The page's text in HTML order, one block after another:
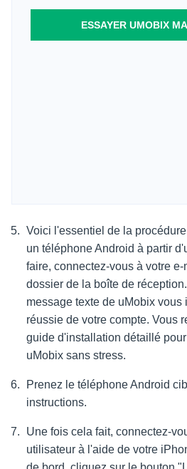
ESSAYER UMOBIX
Voici l'essentiel de la
un téléphone Android à partir
faire, connectez-vous à votre
dossier de la boîte de
message texte de uMobix vous
réussie de votre compte. Vous
guide d'installation détaillé
uMobix sans stress.
Prenez le téléphone Android
instructions.
Une fois cela fait, connectez-
utilisateur à l'aide de votre